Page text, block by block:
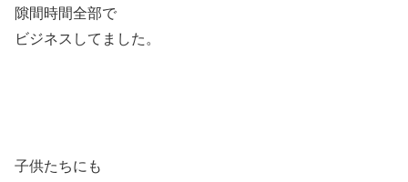
隙間時間全部で
ビジネスしてました。
子供たちにも